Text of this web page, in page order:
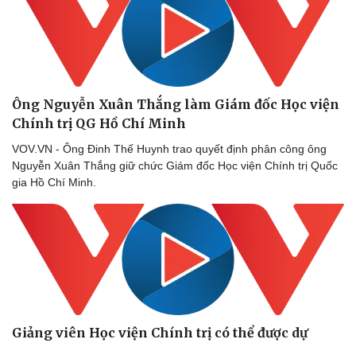
Ông Nguyễn Xuân Thắng làm Giám đốc Học viện
Chính trị QG Hồ Chí Minh
VOV.VN - Ông Đinh Thế Huynh trao quyết định phân công ông
Nguyễn Xuân Thắng giữ chức Giám đốc Học viện Chính trị Quốc
gia Hồ Chí Minh.
Giảng viên Học viện Chính trị có thể được dự